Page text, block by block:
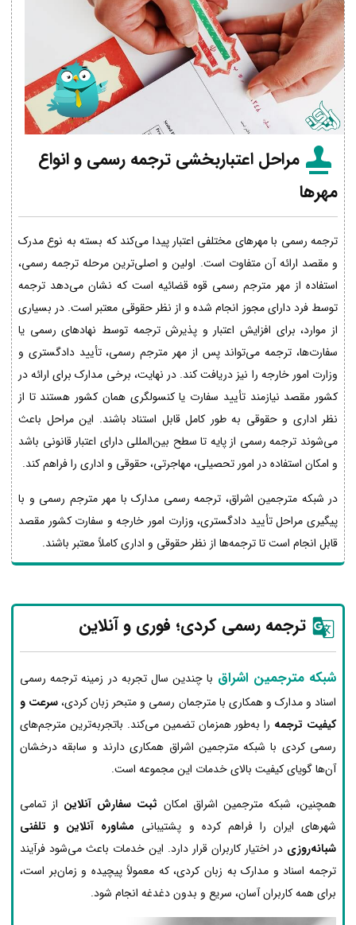
مراحل اعتباربخشی ترجمه رسمی و انواع
مهرها
ترجمه رسمی با مهرهای مختلفی اعتبار پیدا می‌کند که بسته به نوع مدرک
و مقصد ارائه آن متفاوت است. اولین و اصلی‌ترین مرحله ترجمه رسمی،
استفاده از مهر مترجم رسمی قوه قضائیه است که نشان می‌دهد ترجمه
توسط فرد دارای مجوز انجام شده و از نظر حقوقی معتبر است. در بسیاری
از موارد، برای افزایش اعتبار و پذیرش ترجمه توسط نهادهای رسمی یا
سفارت‌ها، ترجمه می‌تواند پس از مهر مترجم رسمی، تأیید دادگستری و
وزارت امور خارجه را نیز دریافت کند. در نهایت، برخی مدارک برای ارائه در
کشور مقصد نیازمند تأیید سفارت یا کنسولگری همان کشور هستند تا از
نظر اداری و حقوقی به طور کامل قابل استناد باشند. این مراحل باعث
می‌شوند ترجمه رسمی از پایه تا سطح بین‌المللی دارای اعتبار قانونی باشد
و امکان استفاده در امور تحصیلی، مهاجرتی، حقوقی و اداری را فراهم کند.
در شبکه مترجمین اشراق، ترجمه رسمی مدارک با مهر مترجم رسمی و با
پیگیری مراحل تأیید دادگستری، وزارت امور خارجه و سفارت کشور مقصد
قابل انجام است تا ترجمه‌ها از نظر حقوقی و اداری کاملاً معتبر باشند.
ترجمه رسمی کردی؛ فوری و آنلاین
شبکه مترجمین اشراق با چندین سال تجربه در زمینه ترجمه رسمی
اسناد و مدارک و همکاری با مترجمان رسمی و متبحر زبان کردی،سرعت و
کیفیت ترجمه را به‌طور همزمان تضمین می‌کند. باتجربه‌ترین مترجم‌های
رسمی کردی با شبکه مترجمین اشراق همکاری دارند و سابقه درخشان
آن‌ها گویای کیفیت بالای خدمات این مجموعه است.
همچنین، شبکه مترجمین اشراق امکان ثبت سفارش آنلاین از تمامی
شهرهای ایران را فراهم کرده و پشتیبانی مشاوره آنلاین و تلفنی
شبانه‌روزی در اختیار کاربران قرار دارد. این خدمات باعث می‌شود فرآیند
ترجمه اسناد و مدارک به زبان کردی، که معمولاً پیچیده و زمان‌بر است،
برای همه کاربران آسان، سریع و بدون دغدغه انجام شود.